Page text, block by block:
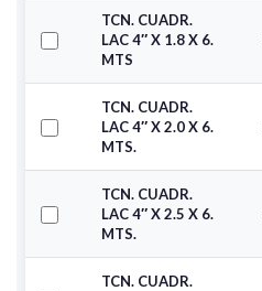
TCN. CUADR.
LAC 4″ X 1.8 X 6.
MTS
TCN. CUADR.
LAC 4″ X 2.0 X 6.
MTS.
TCN. CUADR.
LAC 4″ X 2.5 X 6.
MTS.
TCN. CUADR.